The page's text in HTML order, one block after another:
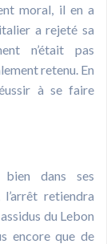
moral, il en a
a rejeté sa
n’était pas
retenu. En
à se faire
bien dans ses
retiendra
du Lebon
encore que de